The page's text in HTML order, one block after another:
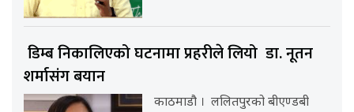
डिम्ब निकालिएको घटनामा प्रहरीले लियो डा. नूतन
शर्मासंग बयान
काठमाडौ । ललितपुरको बीएण्डबी